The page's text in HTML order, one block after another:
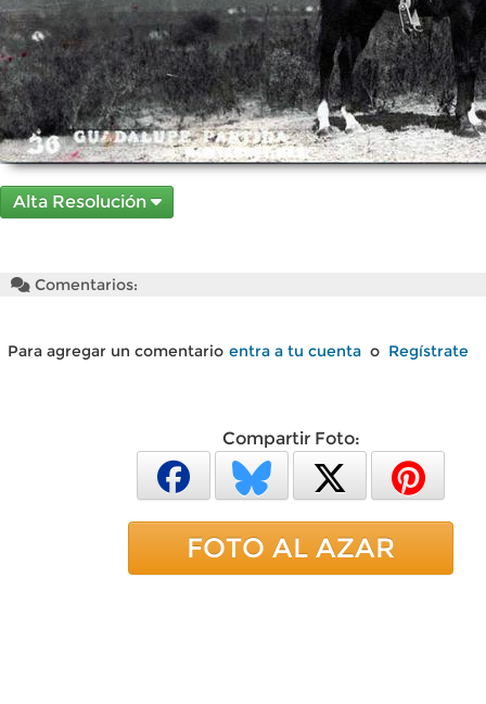
Alta Resolución
Comentarios:
Para agregar un comentario entra a tu cuenta o Regístrate
Compartir Foto:
FOTO AL AZAR